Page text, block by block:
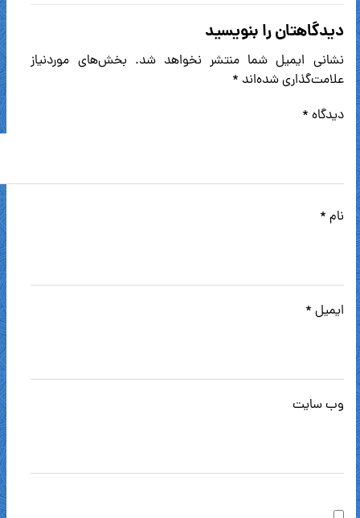
دیدگاهتان را بنویسید
نشانی ایمیل شما منتشر نخواهد شد. بخش‌های موردنیاز
علامت‌گذاری شده‌اند *
دیدگاه *
نام *
ایمیل *
وب‌ سایت